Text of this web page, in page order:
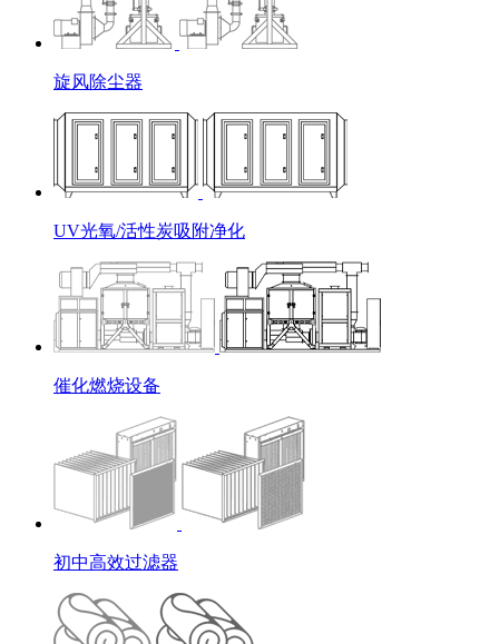
旋风除尘器
UV光氧/活性炭吸附净化
催化燃烧设备
初中高效过滤器